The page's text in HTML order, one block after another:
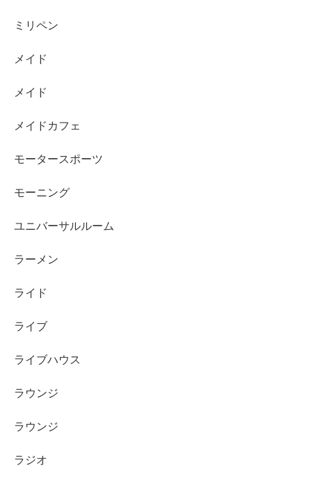
ミリペン
メイド
メイド
メイドカフェ
モータースポーツ
モーニング
ユニバーサルルーム
ラーメン
ライド
ライブ
ライブハウス
ラウンジ
ラウンジ
ラジオ